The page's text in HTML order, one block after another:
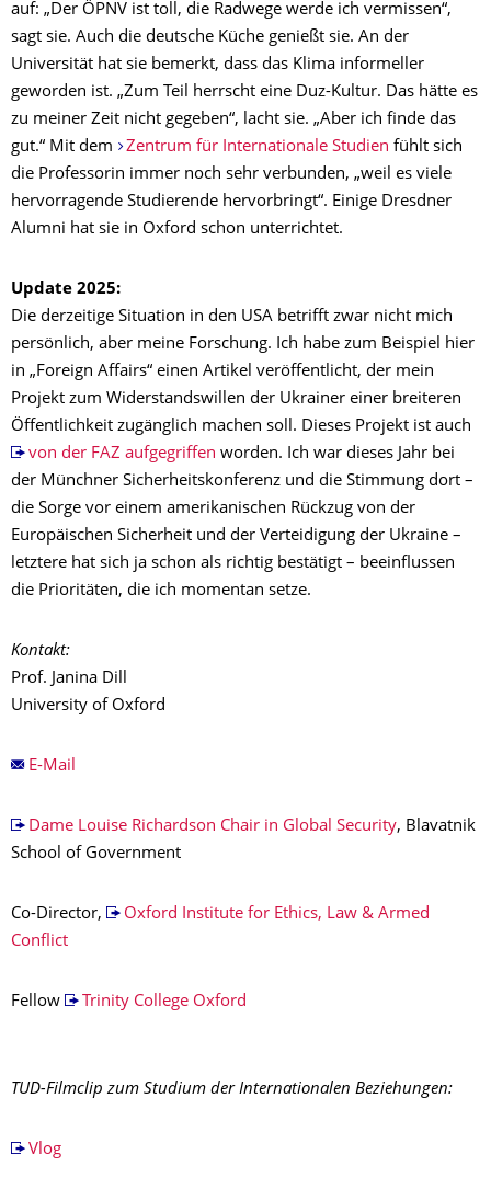
auf: „Der ÖPNV ist toll, die Radwege werde ich vermissen“,
sagt sie. Auch die deutsche Küche genießt sie. An der
Universität hat sie bemerkt, dass das Klima informeller
geworden ist. „Zum Teil herrscht eine Duz-Kultur. Das hätte es
zu meiner Zeit nicht gegeben“, lacht sie. „Aber ich finde das
gut.“ Mit dem
Zentrum für Internationale Studien fühlt sich
die Professorin immer noch sehr verbunden, „weil es viele
hervorragende Studierende hervorbringt“. Einige Dresdner
Alumni hat sie in Oxford schon unterrichtet.
Update 2025:
Die derzeitige Situation in den USA betrifft zwar nicht mich
persönlich, aber meine Forschung. Ich habe zum Beispiel hier
in „Foreign Affairs“ einen Artikel veröffentlicht, der mein
Projekt zum Widerstandswillen der Ukrainer einer breiteren
Öffentlichkeit zugänglich machen soll. Dieses Projekt ist auch
von der FAZ aufgegriffen worden. Ich war dieses Jahr bei
der Münchner Sicherheitskonferenz und die Stimmung dort –
die Sorge vor einem amerikanischen Rückzug von der
Europäischen Sicherheit und der Verteidigung der Ukraine –
letztere hat sich ja schon als richtig bestätigt – beeinflussen
die Prioritäten, die ich momentan setze.
Kontakt:
Prof. Janina Dill
University of Oxford
E-Mail
Dame Louise Richardson Chair in Global Security, Blavatnik
School of Government
Co-Director,
Oxford Institute for Ethics, Law & Armed
Conflict
Fellow Trinity College Oxford
TUD-Filmclip zum Studium der Internationalen Beziehungen:
Vlog